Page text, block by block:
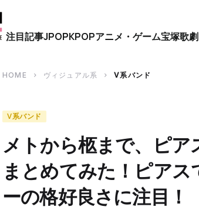
close
注目記事JPOPKPOPアニメ・ゲーム宝塚歌
HOME chevron_right ヴィジュアル系 chevron_right V系バンド
V系バンド
メトから柩まで、ピ
まとめてみた！ピア
ーの格好良さに注目！